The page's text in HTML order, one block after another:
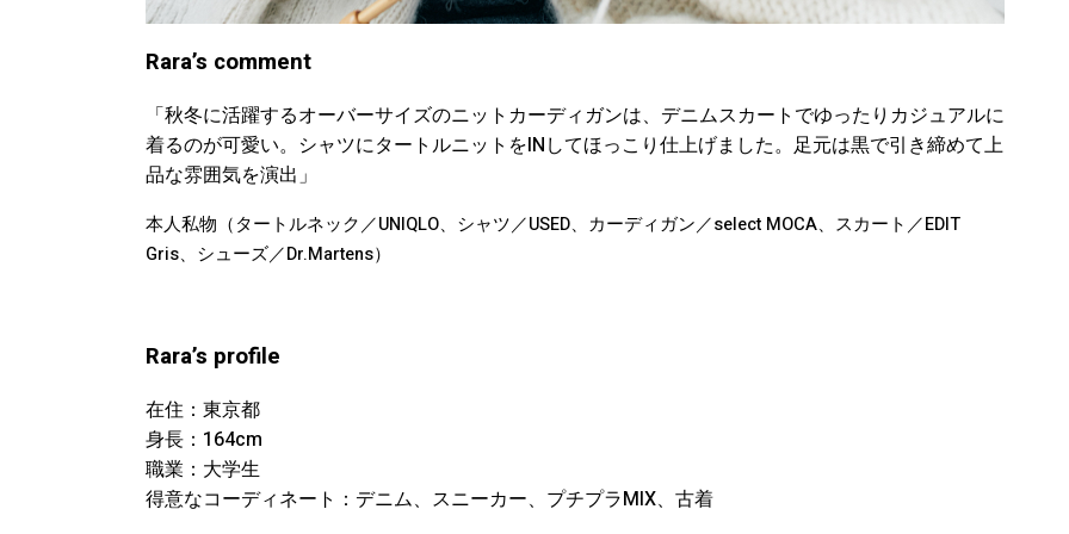
Rara’s comment
「秋冬に活躍するオーバーサイズのニットカーディガンは、デニムスカートでゆったりカジュアルに
着るのが可愛い。シャツにタートルニットをINしてほっこり仕上げました。足元は黒で引き締めて上
品な雰囲気を演出」
本人私物（タートルネック／UNIQLO、シャツ／USED、カーディガン／select MOCA、スカート／EDIT
Gris、シューズ／Dr.Martens）
Rara’s profile
在住：東京都
身長：164cm
職業：大学生
得意なコーディネート：デニム、スニーカー、プチプラMIX、古着